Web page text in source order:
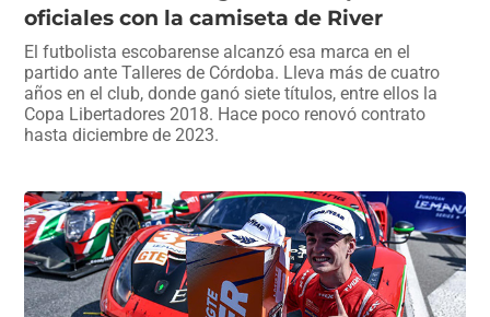
oficiales con la camiseta de River
El futbolista escobarense alcanzó esa marca en el
partido ante Talleres de Córdoba. Lleva más de cuatro
años en el club, donde ganó siete títulos, entre ellos la
Copa Libertadores 2018. Hace poco renovó contrato
hasta diciembre de 2023.